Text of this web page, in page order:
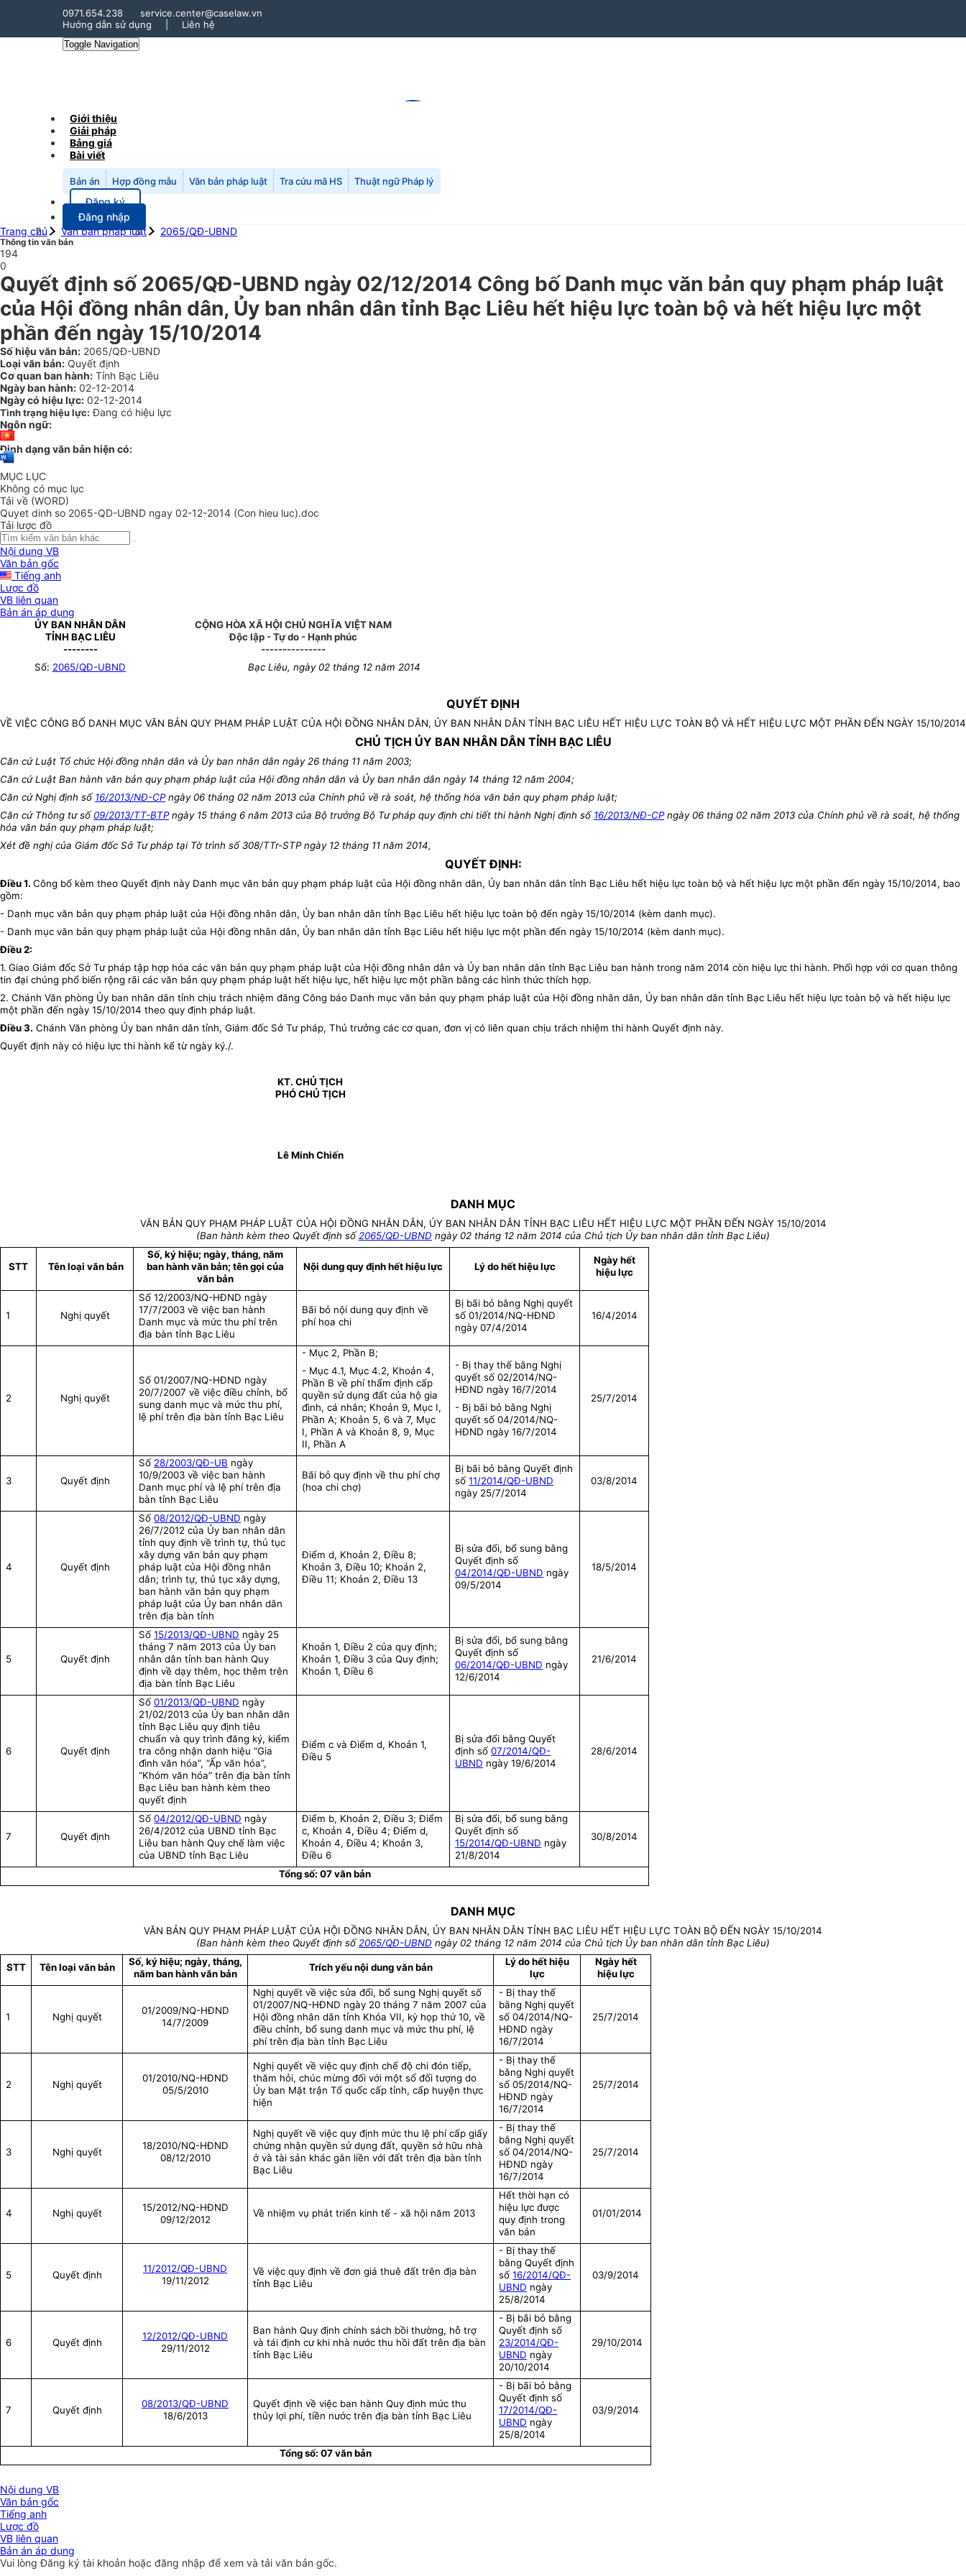
0971.654.238
service.center@caselaw.vn
Hướng dẫn sử dụng
Liên hệ
Toggle Navigation
Giới thiệu
Giải pháp
Bảng giá
Bài viết
Bản án Hợp đồng mẫu Văn bản pháp luật Tra cứu mã HS Thuật ngữ Pháp lý
Đăng ký
Đăng nhập
Trang chủ
Văn bản pháp luật 2065/QĐ-UBND
Thông tin văn bản
194
0
Quyết định số 2065/QĐ-UBND ngày 02/12/2014 Công bố Danh mục văn bản quy phạm pháp luật
của Hội đồng nhân dân, Ủy ban nhân dân tỉnh Bạc Liêu hết hiệu lực toàn bộ và hết hiệu lực một
phần đến ngày 15/10/2014
Số hiệu văn bản: 2065/QĐ-UBND
Loại văn bản: Quyết định
Cơ quan ban hành: Tỉnh Bạc Liêu
Ngày ban hành: 02-12-2014
Ngày có hiệu lực: 02-12-2014
Tình trạng hiệu lực: Đang có hiệu lực
Ngôn ngữ:
Định dạng văn bản hiện có:
MỤC LỤC
Không có mục lục
Tải về (WORD)
Quyet dinh so 2065-QD-UBND ngay 02-12-2014 (Con hieu luc).doc
Tải lược đồ
Nội dung VB
Văn bản gốc
Tiếng anh
Lược đồ
VB liên quan
Bản án áp dụng
ỦY BAN NHÂN DÂN
TỈNH BẠC LIÊU
--------
CỘNG HÒA XÃ HỘI CHỦ NGHĨA VIỆT NAM
Độc lập - Tự do - Hạnh phúc
---------------
Số: 2065/QĐ-UBND Bạc Liêu, ngày 02 tháng 12 năm 2014
QUYẾT ĐỊNH
VỀ VIỆC CÔNG BỐ DANH MỤC VĂN BẢN QUY PHẠM PHÁP LUẬT CỦA HỘI ĐỒNG NHÂN DÂN, ỦY BAN NHÂN DÂN TỈNH BẠC LIÊU HẾT HIỆU LỰC TOÀN BỘ VÀ HẾT HIỆU LỰC MỘT PHẦN ĐẾN NGÀY 15/10/2014
CHỦ TỊCH ỦY BAN NHÂN DÂN TỈNH BẠC LIÊU
Căn cứ Luật Tổ chức Hội đồng nhân dân và Ủy ban nhân dân ngày 26 tháng 11 năm 2003;
Căn cứ Luật Ban hành văn bản quy phạm pháp luật của Hội đồng nhân dân và Ủy ban nhân dân ngày 14 tháng 12 năm 2004;
Căn cứ Nghị định số16/2013/NĐ-CPngày 06 tháng 02 năm 2013 của Chính phủ về rà soát, hệ thống hóa văn bản quy phạm pháp luật;
Căn cứ Thông tư số09/2013/TT-BTPngày 15 tháng 6 năm 2013 của Bộ trưởng Bộ Tư pháp quy định chi tiết thi hành Nghị định số16/2013/NĐ-CPngày 06 tháng 02 năm 2013 của Chính phủ về rà soát, hệ thống
hóa văn bản quy phạm pháp luật;
Xét đề nghị của Giám đốc Sở Tư pháp tại Tờ trình số 308/TTr-STP ngày 12 tháng 11 năm 2014,
QUYẾT ĐỊNH:
Điều 1. Công bố kèm theo Quyết định này Danh mục văn bản quy phạm pháp luật của Hội đồng nhân dân, Ủy ban nhân dân tỉnh Bạc Liêu hết hiệu lực toàn bộ và hết hiệu lực một phần đến ngày 15/10/2014, bao
gồm:
- Danh mục văn bản quy phạm pháp luật của Hội đồng nhân dân, Ủy ban nhân dân tỉnh Bạc Liêu hết hiệu lực toàn bộ đến ngày 15/10/2014 (kèm danh mục).
- Danh mục văn bản quy phạm pháp luật của Hội đồng nhân dân, Ủy ban nhân dân tỉnh Bạc Liêu hết hiệu lực một phần đến ngày 15/10/2014 (kèm danh mục).
Điều 2:
1. Giao Giám đốc Sở Tư pháp tập hợp hóa các văn bản quy phạm pháp luật của Hội đồng nhân dân và Ủy ban nhân dân tỉnh Bạc Liêu ban hành trong năm 2014 còn hiệu lực thi hành. Phối hợp với cơ quan thông
tin đại chúng phổ biến rộng rãi các văn bản quy phạm pháp luật hết hiệu lực, hết hiệu lực một phần bằng các hình thức thích hợp.
2. Chánh Văn phòng Ủy ban nhân dân tỉnh chịu trách nhiệm đăng Công báo Danh mục văn bản quy phạm pháp luật của Hội đồng nhân dân, Ủy ban nhân dân tỉnh Bạc Liêu hết hiệu lực toàn bộ và hết hiệu lực
một phần đến ngày 15/10/2014 theo quy định pháp luật.
Điều 3. Chánh Văn phòng Ủy ban nhân dân tỉnh, Giám đốc Sở Tư pháp, Thủ trưởng các cơ quan, đơn vị có liên quan chịu trách nhiệm thi hành Quyết định này.
Quyết định này có hiệu lực thi hành kể từ ngày ký./.
KT. CHỦ TỊCH
PHÓ CHỦ TỊCH
Lê Minh Chiến
DANH MỤC
VĂN BẢN QUY PHẠM PHÁP LUẬT CỦA HỘI ĐỒNG NHÂN DÂN, ỦY BAN NHÂN DÂN TỈNH BẠC LIÊU HẾT HIỆU LỰC MỘT PHẦN ĐẾN NGÀY 15/10/2014
(Ban hành kèm theo Quyết định số2065/QĐ-UBND ngày 02 tháng 12 năm 2014 của Chủ tịch Ủy ban nhân dân tỉnh Bạc Liêu)
STT Tên loại văn bản
Số, ký hiệu; ngày, tháng, năm
ban hành văn bản; tên gọi của
văn bản
Nội dung quy định hết hiệu lực Lý do hết hiệu lực
Ngày hết
hiệu lực
1 Nghị quyết
Số 12/2003/NQ-HĐND ngày
17/7/2003 về việc ban hành
Danh mục và mức thu phí trên
địa bàn tỉnh Bạc Liêu
Bãi bỏ nội dung quy định về
phí hoa chi
Bị bãi bỏ bằng Nghị quyết
số 01/2014/NQ-HĐND
ngày 07/4/2014
16/4/2014
2 Nghị quyết
Số 01/2007/NQ-HĐND ngày
20/7/2007 về việc điều chỉnh, bổ
sung danh mục và mức thu phí,
lệ phí trên địa bàn tỉnh Bạc Liêu
- Mục 2, Phần B;
- Mục 4.1, Mục 4.2, Khoản 4,
Phần B về phí thẩm định cấp
quyền sử dụng đất của hộ gia
đình, cá nhân; Khoản 9, Mục I,
Phần A; Khoản 5, 6 và 7, Mục
I, Phần A và Khoản 8, 9, Mục
II, Phần A
- Bị thay thế bằng Nghị
quyết số 02/2014/NQ-
HĐND ngày 16/7/2014
- Bị bãi bỏ bằng Nghị
quyết số 04/2014/NQ-
HĐND ngày 16/7/2014
25/7/2014
3 Quyết định
Số 28/2003/QĐ-UB ngày
10/9/2003 về việc ban hành
Danh mục phí và lệ phí trên địa
bàn tỉnh Bạc Liêu
Bãi bỏ quy định về thu phí chợ
(hoa chi chợ)
Bị bãi bỏ bằng Quyết định
số11/2014/QĐ-UBND
ngày 25/7/2014
03/8/2014
4 Quyết định
Số08/2012/QĐ-UBND ngày
26/7/2012 của Ủy ban nhân dân
tỉnh quy định về trình tự, thủ tục
xây dựng văn bản quy phạm
pháp luật của Hội đồng nhân
dân; trình tự, thủ tục xây dựng,
ban hành văn bản quy phạm
pháp luật của Ủy ban nhân dân
trên địa bàn tỉnh
Điểm d, Khoản 2, Điều 8;
Khoản 3, Điều 10; Khoản 2,
Điều 11; Khoản 2, Điều 13
Bị sửa đổi, bổ sung bằng
Quyết định số
04/2014/QĐ-UBND ngày
09/5/2014
18/5/2014
5 Quyết định
Số15/2013/QĐ-UBND ngày 25
tháng 7 năm 2013 của Ủy ban
nhân dân tỉnh ban hành Quy
định về dạy thêm, học thêm trên
địa bàn tỉnh Bạc Liêu
Khoản 1, Điều 2 của quy định;
Khoản 1, Điều 3 của Quy định;
Khoản 1, Điều 6
Bị sửa đổi, bổ sung bằng
Quyết định số
06/2014/QĐ-UBND ngày
12/6/2014
21/6/2014
6 Quyết định
Số01/2013/QĐ-UBND ngày
21/02/2013 của Ủy ban nhân dân
tỉnh Bạc Liêu quy định tiêu
chuẩn và quy trình đăng ký, kiểm
tra công nhận danh hiệu “Gia
đình văn hóa”, “Ấp văn hóa”,
“Khóm văn hóa” trên địa bàn tỉnh
Bạc Liêu ban hành kèm theo
quyết định
Điểm c và Điểm d, Khoản 1,
Điều 5
Bị sửa đổi bằng Quyết
định số07/2014/QĐ-
UBND ngày 19/6/2014
28/6/2014
7 Quyết định
Số04/2012/QĐ-UBND ngày
26/4/2012 của UBND tỉnh Bạc
Liêu ban hành Quy chế làm việc
của UBND tỉnh Bạc Liêu
Điểm b, Khoản 2, Điều 3; Điểm
c, Khoản 4, Điều 4; Điểm d,
Khoản 4, Điều 4; Khoản 3,
Điều 6
Bị sửa đổi, bổ sung bằng
Quyết định số
15/2014/QĐ-UBND ngày
21/8/2014
30/8/2014
Tổng số: 07 văn bản
DANH MỤC
VĂN BẢN QUY PHẠM PHÁP LUẬT CỦA HỘI ĐỒNG NHÂN DÂN, ỦY BAN NHÂN DÂN TỈNH BẠC LIÊU HẾT HIỆU LỰC TOÀN BỘ ĐẾN NGÀY 15/10/2014
(Ban hành kèm theo Quyết định số2065/QĐ-UBND ngày 02 tháng 12 năm 2014 của Chủ tịch Ủy ban nhân dân tỉnh Bạc Liêu)
STT Tên loại văn bản
Số, ký hiệu; ngày, tháng,
năm ban hành văn bản
Trích yếu nội dung văn bản
Lý do hết hiệu
lực
Ngày hết
hiệu lực
1 Nghị quyết
01/2009/NQ-HĐND
14/7/2009
Nghị quyết về việc sửa đổi, bổ sung Nghị quyết số
01/2007/NQ-HĐND ngày 20 tháng 7 năm 2007 của
Hội đồng nhân dân tỉnh Khóa VII, kỳ họp thứ 10, về
điều chỉnh, bổ sung danh mục và mức thu phí, lệ
phí trên địa bàn tỉnh Bạc Liêu
- Bị thay thế
bằng Nghị quyết
số 04/2014/NQ-
HĐND ngày
16/7/2014
25/7/2014
2 Nghị quyết
01/2010/NQ-HĐND
05/5/2010
Nghị quyết về việc quy định chế độ chi đón tiếp,
thăm hỏi, chúc mừng đối với một số đối tượng do
Ủy ban Mặt trận Tổ quốc cấp tỉnh, cấp huyện thực
hiện
- Bị thay thế
bằng Nghị quyết
số 05/2014/NQ-
HĐND ngày
16/7/2014
25/7/2014
3 Nghị quyết
18/2010/NQ-HĐND
08/12/2010
Nghị quyết về việc quy định mức thu lệ phí cấp giấy
chứng nhận quyền sử dụng đất, quyền sở hữu nhà
ở và tài sản khác gắn liền với đất trên địa bàn tỉnh
Bạc Liêu
- Bị thay thế
bằng Nghị quyết
số 04/2014/NQ-
HĐND ngày
16/7/2014
25/7/2014
4 Nghị quyết
15/2012/NQ-HĐND
09/12/2012
Về nhiệm vụ phát triển kinh tế - xã hội năm 2013
Hết thời hạn có
hiệu lực được
quy định trong
văn bản
01/01/2014
5 Quyết định
11/2012/QĐ-UBND
19/11/2012
Về việc quy định về đơn giá thuê đất trên địa bàn
tỉnh Bạc Liêu
- Bị thay thế
bằng Quyết định
số16/2014/QĐ-
UBND ngày
25/8/2014
03/9/2014
6 Quyết định
12/2012/QĐ-UBND
29/11/2012
Ban hành Quy định chính sách bồi thường, hỗ trợ
và tái định cư khi nhà nước thu hồi đất trên địa bàn
tỉnh Bạc Liêu
- Bị bãi bỏ bằng
Quyết định số
23/2014/QĐ-
UBND ngày
20/10/2014
29/10/2014
7 Quyết định
08/2013/QĐ-UBND
18/6/2013
Quyết định về việc ban hành Quy định mức thu
thủy lợi phí, tiền nước trên địa bàn tỉnh Bạc Liêu
- Bị bãi bỏ bằng
Quyết định số
17/2014/QĐ-
UBND ngày
25/8/2014
03/9/2014
Tổng số: 07 văn bản
Nội dung VB
Văn bản gốc
Tiếng anh
Lược đồ
VB liên quan
Bản án áp dụng
Vui lòngĐăng ký tài khoản hoặc đăng nhập để xem và tải văn bản gốc.